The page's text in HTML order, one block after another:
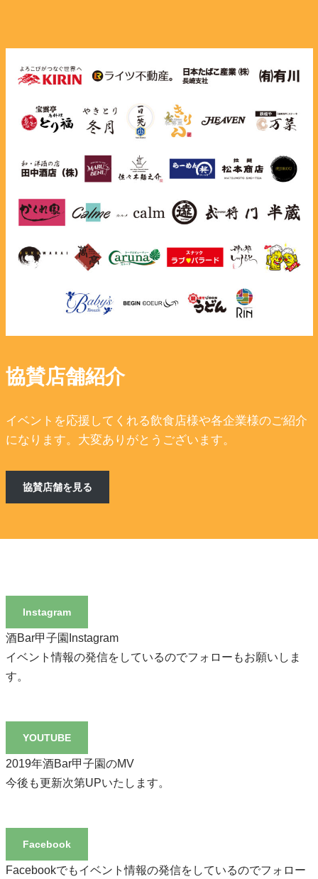
協賛店舗紹介
イベントを応援してくれる飲食店様や各企業様のご紹介
になります。大変ありがとうございます。
協賛店舗を見る
Instagram
酒Bar甲子園Instagram
イベント情報の発信をしているのでフォローもお願いしま
す。
YOUTUBE
2019年酒Bar甲子園のMV
今後も更新次第UPいたします。
Facebook
Facebookでもイベント情報の発信をしているのでフォロー